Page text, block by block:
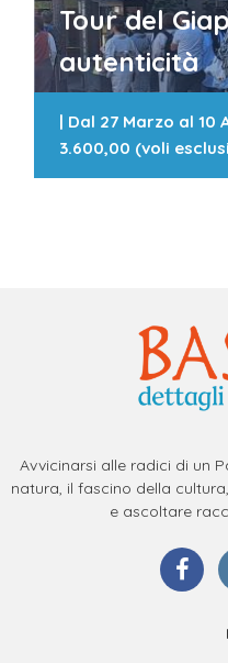
Tour del
autenticità
| Dal 27 Marzo al 10
3.600,00 (voli
Avvicinarsi alle radici di un
natura, il fascino della
e ascoltare